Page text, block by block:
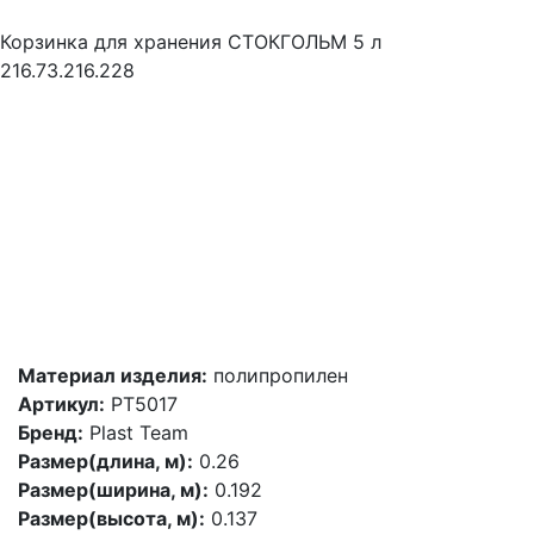
Корзинка для хранения СТОКГОЛЬМ 5 л
216.73.216.228
Материал изделия: полипропилен
Артикул: PT5017
Бренд: Plast Team
Размер(длина, м): 0.26
Размер(ширина, м): 0.192
Размер(высота, м): 0.137